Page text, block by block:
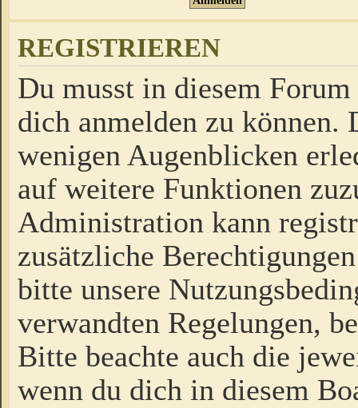
REGISTRIEREN
Du musst in diesem
dich anmelden zu
wenigen Augenblicken
auf weitere Funktionen
Administration kann
zusätzliche
bitte unsere
verwandten Regelungen,
Bitte beachte auch die
wenn du dich in diesem